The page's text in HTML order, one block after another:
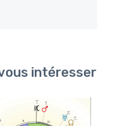
intéresser